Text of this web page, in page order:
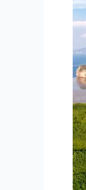
กา
เดิ
ท
แว
ค
ทุก
เก